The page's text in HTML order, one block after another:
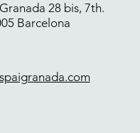
28 bis, 7th.
Barcelona